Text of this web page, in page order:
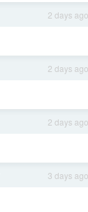
2 days ago
2 days ago
2 days ago
3 days ago